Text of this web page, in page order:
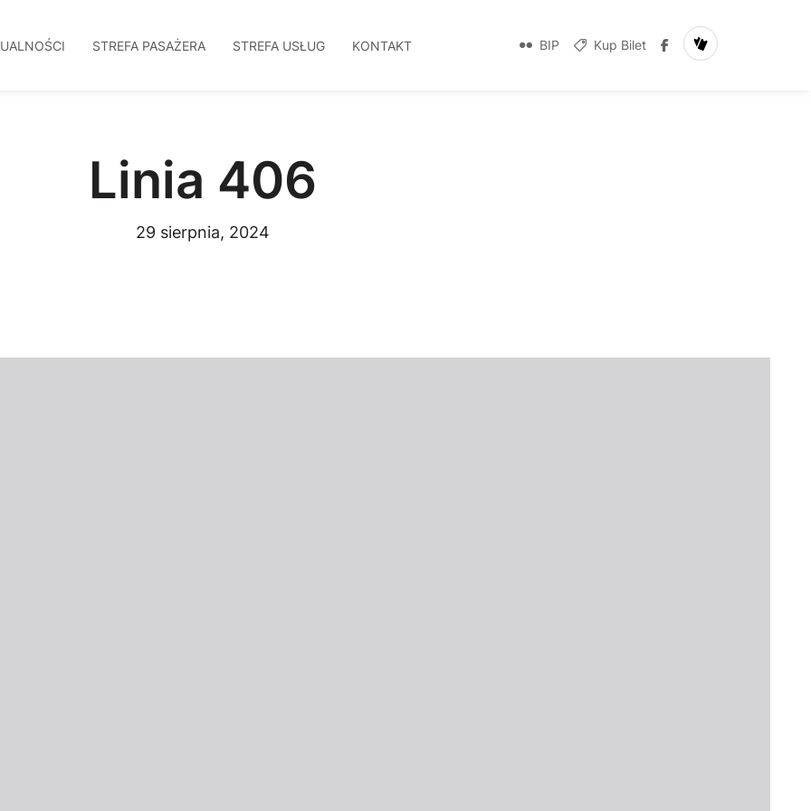
STREFA PASAŻERA STREFA USŁUG KONTAKT BIP Kup Bilet
Linia 406
29 sierpnia, 2024